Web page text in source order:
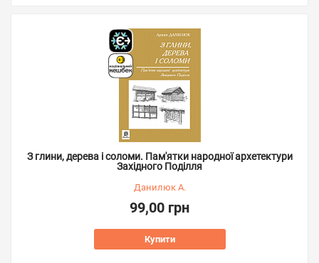
З глини, дерева і соломи. Пам'ятки народної архетектури
Західного Поділля
Данилюк А.
99,00 грн
Купити